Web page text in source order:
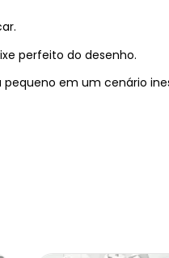
perfeito do desenho.
em um cenário